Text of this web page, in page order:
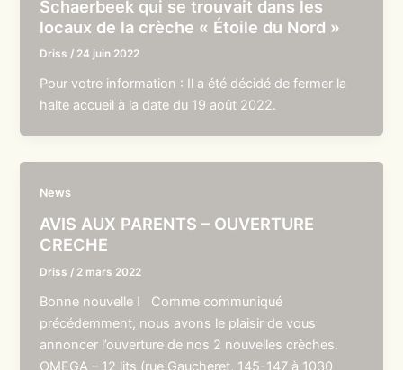
Schaerbeek qui se trouvait dans les
locaux de la crèche « Étoile du Nord »
Driss / 24 juin 2022
Pour votre information : Il a été décidé de fermer la
halte accueil à la date du 19 août 2022.
News
AVIS AUX PARENTS – OUVERTURE
CRECHE
Driss / 2 mars 2022
Bonne nouvelle ! Comme communiqué
précédemment, nous avons le plaisir de vous
annoncer l’ouverture de nos 2 nouvelles crèches.
OMEGA – 12 lits (rue Gaucheret, 145-147 à 1030